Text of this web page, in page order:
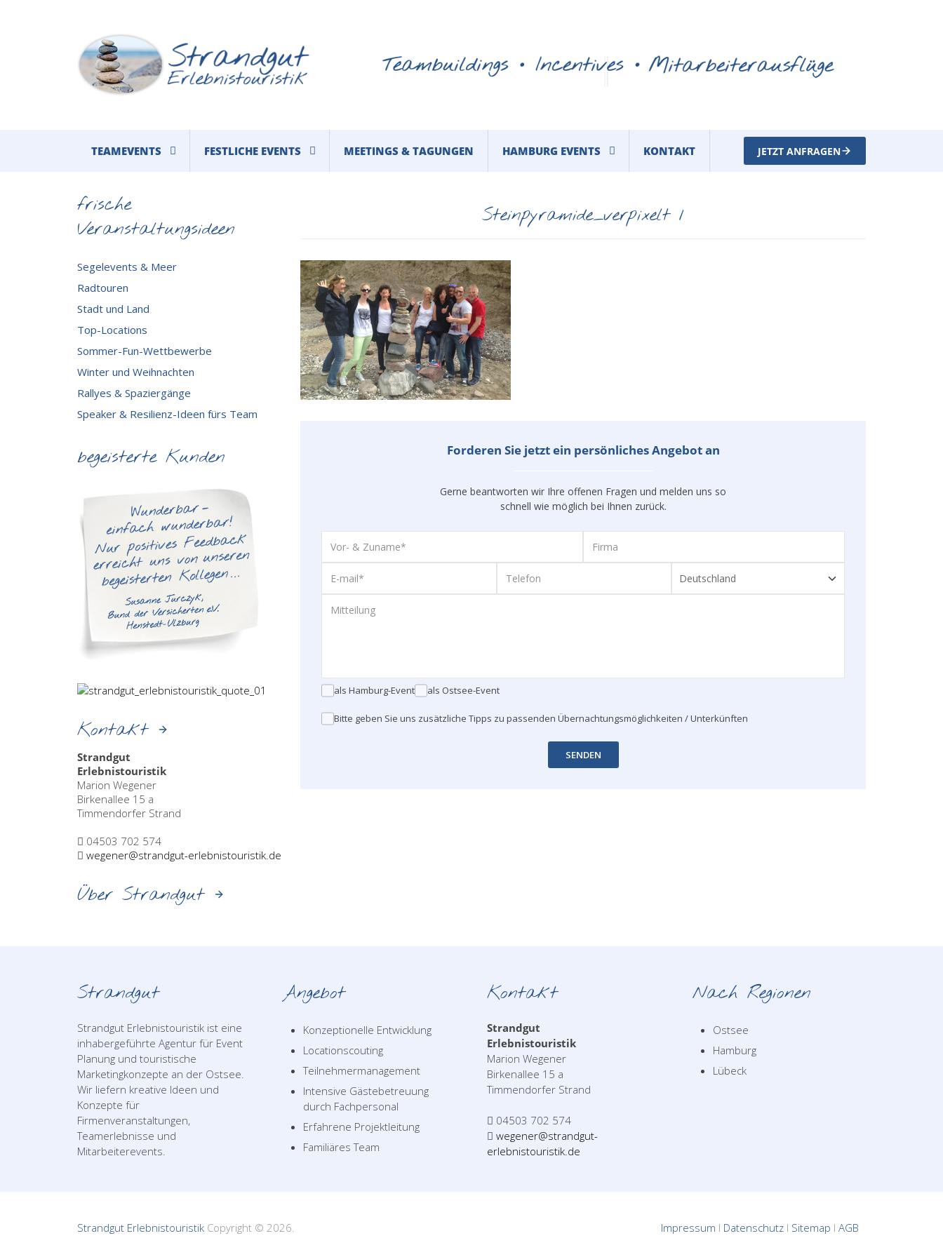
JETZT ANFRAGEN
TEAMEVENTS FESTLICHE EVENTS MEETINGS & TAGUNGEN HAMBURG EVENTS KONTAKT
Steinpyramide_verpixelt 1
Forderen Sie jetzt ein persönliches Angebot an
Gerne beantworten wir Ihre offenen Fragen und melden uns so
schnell wie möglich bei Ihnen zurück.
als Hamburg-Event als Ostsee-Event
Bitte geben Sie uns zusätzliche Tipps zu passenden Übernachtungsmöglichkeiten / Unterkünften
SENDEN
frische
Veranstaltungsideen
Segelevents & Meer
Radtouren
Stadt und Land
Top-Locations
Sommer-Fun-Wettbewerbe
Winter und Weihnachten
Rallyes & Spaziergänge
Speaker & Resilienz-Ideen fürs Team
begeisterte Kunden
Kontakt
Strandgut
Erlebnistouristik
Marion Wegener
Birkenallee 15 a
Timmendorfer Strand
04503 702 574
wegener@strandgut-erlebnistouristik.de
Über Strandgut
Strandgut
Strandgut Erlebnistouristik ist eine
inhabergeführte Agentur für Event
Planung und touristische
Marketingkonzepte an der Ostsee.
Wir liefern kreative Ideen und
Konzepte für
Firmenveranstaltungen,
Teamerlebnisse und
Mitarbeiterevents.
Angebot
Konzeptionelle Entwicklung
Locationscouting
Teilnehmermanagement
Intensive Gästebetreuung
durch Fachpersonal
Erfahrene Projektleitung
Familiäres Team
Kontakt
Strandgut
Erlebnistouristik
Marion Wegener
Birkenallee 15 a
Timmendorfer Strand
04503 702 574
wegener@strandgut-
erlebnistouristik.de
Nach Regionen
Ostsee
Hamburg
Lübeck
Strandgut Erlebnistouristik Copyright © 2026. Impressum I Datenschutz I Sitemap I AGB